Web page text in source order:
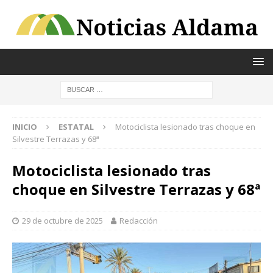
INICIO ESTATAL
Motociclista lesionado tras choque en
Silvestre Terrazas y 68ª
Motociclista lesionado tras
choque en Silvestre Terrazas y 68ª
29 de octubre de 2025 Redacción